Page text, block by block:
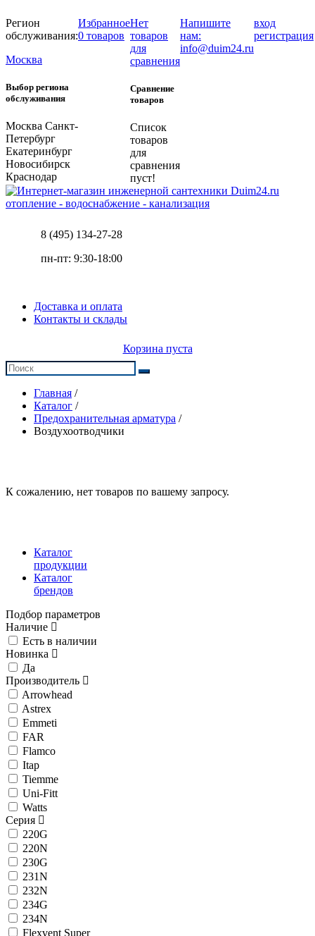
Регион
обслуживания:
Москва
Выбор региона
обслуживания
Москва Санкт-
Петербург
Екатеринбург
Новосибирск
Краснодар
Избранное
0 товаров
Нет
товаров
для
сравнения
Сравнение
товаров
Список
товаров
для
сравнения
пуст!
Напишите
нам:
info@duim24.ru
вход
регистрация
отопление - водоснабжение - канализация
8 (495) 134-27-28
пн-пт: 9:30-18:00
Доставка и оплата
Контакты и склады
Корзина пуста
Главная /
Каталог /
Предохранительная арматура /
Воздухоотводчики
К сожалению, нет товаров по вашему запросу.
Каталог
продукции
Каталог
брендов
Подбор параметров
Наличие
Есть в наличии
Новинка
Да
Производитель
Arrowhead
Astrex
Emmeti
FAR
Flamco
Itap
Tiemme
Uni-Fitt
Watts
Серия
220G
220N
230G
231N
232N
234G
234N
Flexvent Super